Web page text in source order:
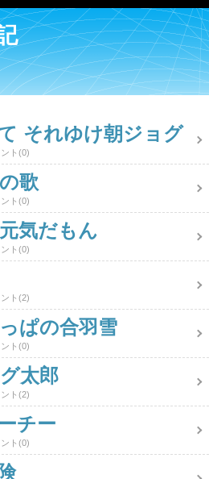
それゆけ朝ジョグ
ント(0)
歌
ント(0)
気だもん
ント(0)
ント(2)
ぱの合羽雪
ント(0)
太郎
ント(2)
チー
ント(0)